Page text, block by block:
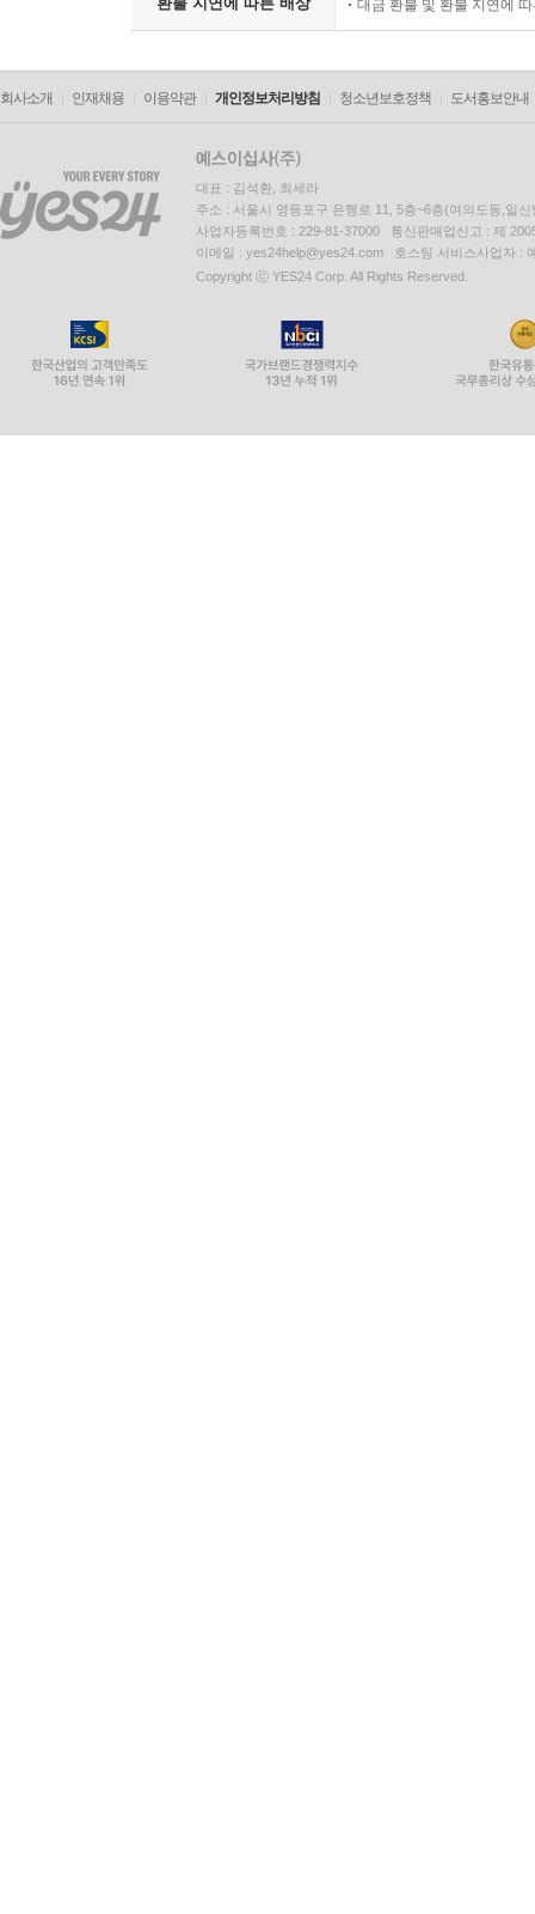
대금 환불 및 환불 지연에
회사소개 인재채용 이용약관 개인정보처리방침 청소년보호정책 도서홍보안내
대표 : 김석환, 최세라
주소 : 서울시 영등포구 은행로 11, 5층~6층(여의도동,일신
사업자등록번호 : 229-81-37000 통신판매업신고 : 제
이메일 : yes24help@yes24.com 호스팅 서비스사업자 :
Copyright ⓒ YES24 Corp. All Rights Reserved.